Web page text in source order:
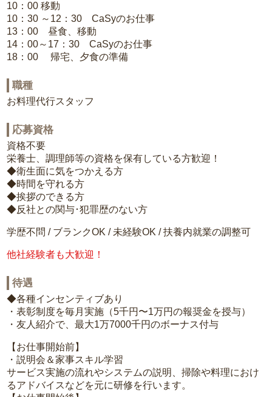
10：00 移動
10：30 ～12：30 CaSyのお仕事
13：00 昼食、移動
14：00～17：30 CaSyのお仕事
18：00 帰宅、夕食の準備
職種
お料理代行スタッフ
応募資格
資格不要
栄養士、調理師等の資格を保有している方歓迎！
◆衛生面に気をつかえる方
◆時間を守れる方
◆挨拶のできる方
◆反社との関与･犯罪歴のない方
学歴不問 / ブランクOK / 未経験OK / 扶養内就業の調整可
他社経験者も大歓迎！
待遇
◆各種インセンティブあり
・表彰制度を毎月実施（5千円〜1万円の報奨金を授与）
・友人紹介で、最大1万7000千円のボーナス付与
【お仕事開始前】
・説明会＆家事スキル学習
サービス実施の流れやシステムの説明、掃除や料理におけ
るアドバイスなどを元に研修を行います。